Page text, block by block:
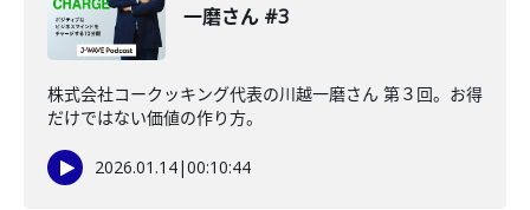
一磨さん #3
株式会社コークッキング代表の川越一磨さん 第３回。お得
だけではない価値の作り方。
2026.01.14|00:10:44